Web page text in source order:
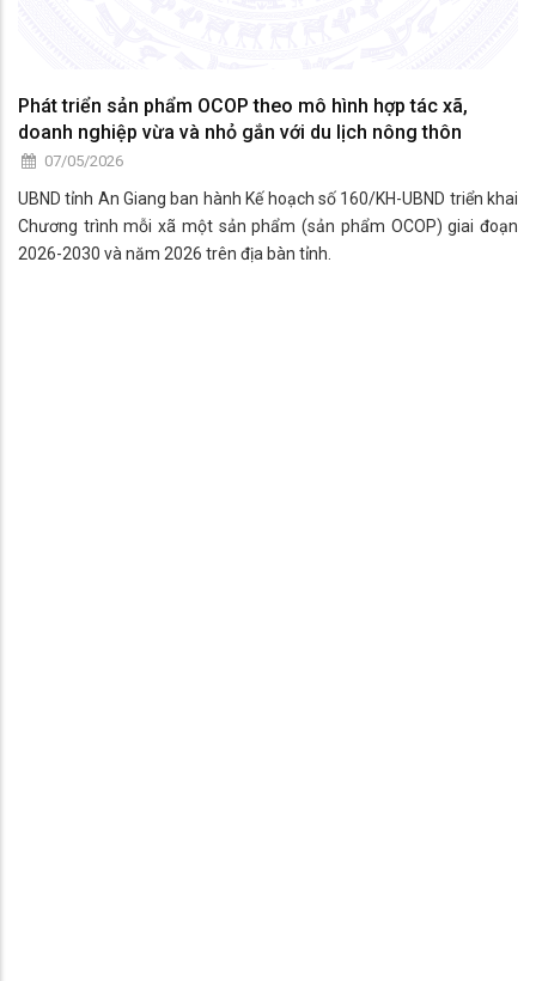
Phát triển sản phẩm OCOP theo mô hình hợp tác xã,
doanh nghiệp vừa và nhỏ gắn với du lịch nông thôn
07/05/2026
UBND tỉnh An Giang ban hành Kế hoạch số 160/KH-UBND triển khai
Chương trình mỗi xã một sản phẩm (sản phẩm OCOP) giai đoạn
2026-2030 và năm 2026 trên địa bàn tỉnh.